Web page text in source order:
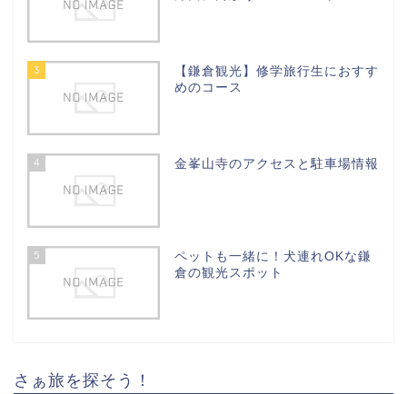
3
【鎌倉観光】修学旅行生におすす
めのコース
4 金峯山寺のアクセスと駐車場情報
5
ペットも一緒に！犬連れOKな鎌
倉の観光スポット
さぁ旅を探そう！